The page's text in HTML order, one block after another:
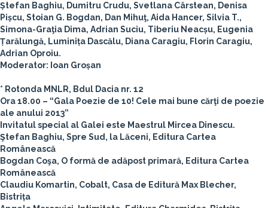
Ștefan Baghiu, Dumitru Crudu, Svetlana Cârstean, Denisa
Pișcu, Stoian G. Bogdan, Dan Mihuţ, Aida Hancer, Silvia T.,
Simona-Graţia Dima, Adrian Suciu, Tiberiu Neacșu, Eugenia
Țarălungă, Luminița Dascălu, Diana Caragiu, Florin Caragiu,
Adrian Oproiu.
Moderator: Ioan Groșan
* Rotonda MNLR, Bdul Dacia nr. 12
Ora 18.00 – “Gala Poezie de 10! Cele mai bune cărţi de poezie
ale anului 2013”
Invitatul special al Galei este Maestrul Mircea Dinescu.
Ştefan Baghiu, Spre Sud, la Lăceni, Editura Cartea
Românească
Bogdan Coşa, O formă de adăpost primară, Editura Cartea
Românească
Claudiu Komartin, Cobalt, Casa de Editură Max Blecher,
Bistrița